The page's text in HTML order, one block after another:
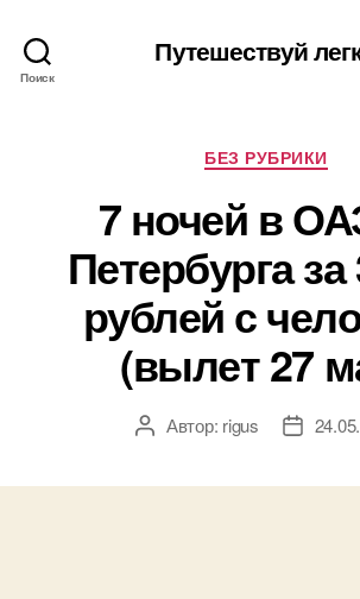
Поиск
Путешествуй
Рубрики
БЕЗ РУБРИКИ
7 ночей в
Петербурга за
рублей с
(вылет 27
АвторАвтор: rigus
Дата